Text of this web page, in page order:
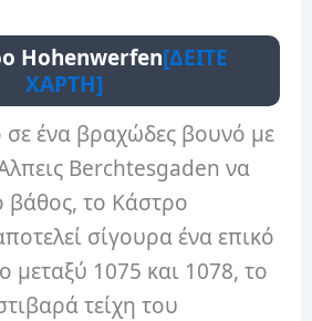
Hohenwerfen[ΔΕΙΤΕ
ΧΑΡΤΗ]
ένα βραχώδες βουνό με
Άλπεις Berchtesgaden να
βάθος, το Κάστρο
σίγουρα ένα επικό
μεταξύ 1075 και 1078, το
τείχη του